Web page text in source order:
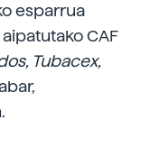
esparrua
CAF
Tubacex,